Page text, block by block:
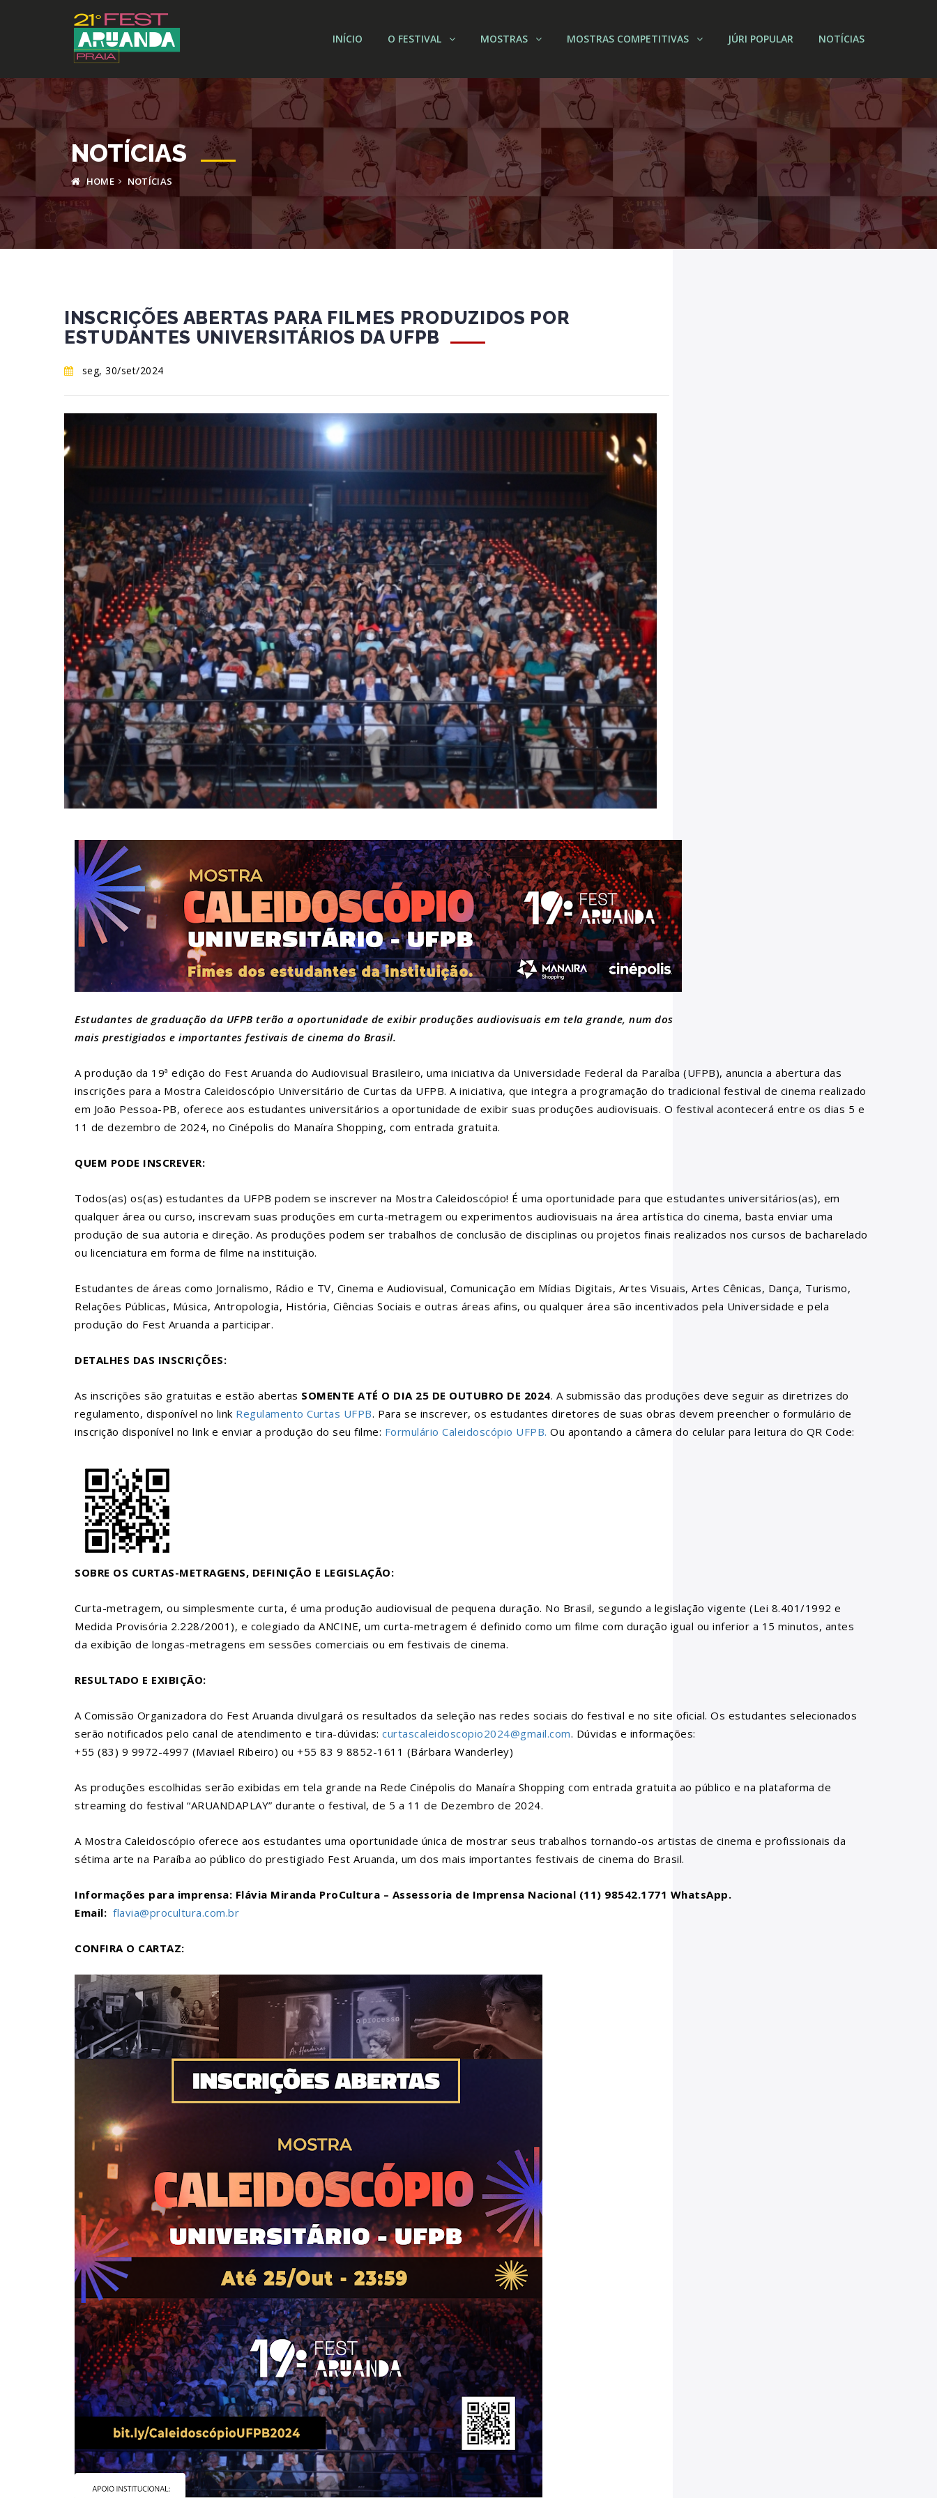
INÍCIO O FESTIVAL MOSTRAS MOSTRAS COMPETITIVAS JÚRI POPULAR NOTÍCIAS
NOTÍCIAS
HOME NOTÍCIAS
INSCRIÇÕES ABERTAS PARA FILMES PRODUZIDOS POR
ESTUDANTES UNIVERSITÁRIOS DA UFPB
seg, 30/set/2024
Estudantes de graduação da UFPB terão a oportunidade de exibir produções audiovisuais em tela grande, num dos
mais prestigiados e importantes festivais de cinema do Brasil.
A produção da 19ª edição do Fest Aruanda do Audiovisual Brasileiro, uma iniciativa da Universidade Federal da Paraíba (UFPB), anuncia a abertura das
inscrições para a Mostra Caleidoscópio Universitário de Curtas da UFPB. A iniciativa, que integra a programação do tradicional festival de cinema realizado
em João Pessoa-PB, oferece aos estudantes universitários a oportunidade de exibir suas produções audiovisuais. O festival acontecerá entre os dias 5 e
11 de dezembro de 2024, no Cinépolis do Manaíra Shopping, com entrada gratuita.
QUEM PODE INSCREVER:
Todos(as) os(as) estudantes da UFPB podem se inscrever na Mostra Caleidoscópio! É uma oportunidade para que estudantes universitários(as), em
qualquer área ou curso, inscrevam suas produções em curta-metragem ou experimentos audiovisuais na área artística do cinema, basta enviar uma
produção de sua autoria e direção. As produções podem ser trabalhos de conclusão de disciplinas ou projetos finais realizados nos cursos de bacharelado
ou licenciatura em forma de filme na instituição.
Estudantes de áreas como Jornalismo, Rádio e TV, Cinema e Audiovisual, Comunicação em Mídias Digitais, Artes Visuais, Artes Cênicas, Dança, Turismo,
Relações Públicas, Música, Antropologia, História, Ciências Sociais e outras áreas afins, ou qualquer área são incentivados pela Universidade e pela
produção do Fest Aruanda a participar.
DETALHES DAS INSCRIÇÕES:
As inscrições são gratuitas e estão abertas SOMENTE ATÉ O DIA 25 DE OUTUBRO DE 2024. A submissão das produções deve seguir as diretrizes do
regulamento, disponível no link Regulamento Curtas UFPB. Para se inscrever, os estudantes diretores de suas obras devem preencher o formulário de
inscrição disponível no link e enviar a produção do seu filme: Formulário Caleidoscópio UFPB. Ou apontando a câmera do celular para leitura do QR Code:
SOBRE OS CURTAS-METRAGENS, DEFINIÇÃO E LEGISLAÇÃO:
Curta-metragem, ou simplesmente curta, é uma produção audiovisual de pequena duração. No Brasil, segundo a legislação vigente (Lei 8.401/1992 e
Medida Provisória 2.228/2001), e colegiado da ANCINE, um curta-metragem é definido como um filme com duração igual ou inferior a 15 minutos, antes
da exibição de longas-metragens em sessões comerciais ou em festivais de cinema.
RESULTADO E EXIBIÇÃO:
A Comissão Organizadora do Fest Aruanda divulgará os resultados da seleção nas redes sociais do festival e no site oficial. Os estudantes selecionados
serão notificados pelo canal de atendimento e tira-dúvidas: curtascaleidoscopio2024@gmail.com. Dúvidas e informações:
+55 (83) 9 9972-4997 (Maviael Ribeiro) ou +55 83 9 8852-1611 (Bárbara Wanderley)
As produções escolhidas serão exibidas em tela grande na Rede Cinépolis do Manaíra Shopping com entrada gratuita ao público e na plataforma de
streaming do festival “ARUANDAPLAY” durante o festival, de 5 a 11 de Dezembro de 2024.
A Mostra Caleidoscópio oferece aos estudantes uma oportunidade única de mostrar seus trabalhos tornando-os artistas de cinema e profissionais da
sétima arte na Paraíba ao público do prestigiado Fest Aruanda, um dos mais importantes festivais de cinema do Brasil.
Informações para imprensa: Flávia Miranda ProCultura – Assessoria de Imprensa Nacional (11) 98542.1771 WhatsApp.
Email: flavia@procultura.com.br
CONFIRA O CARTAZ: